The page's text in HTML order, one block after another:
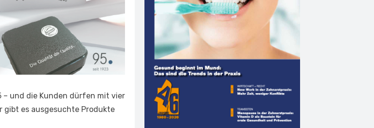
– und die Kunden dürfen mit vier
gibt es ausgesuchte Produkte